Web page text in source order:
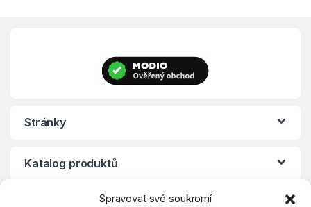
Spravovat své soukromí
Stránky
Katalog produktů